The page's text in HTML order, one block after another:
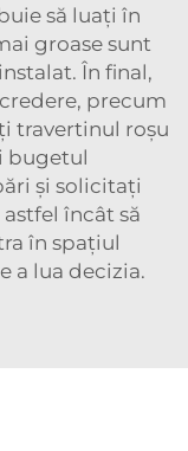
să luați în
groase sunt
În final,
precum
travertinul roșu
bugetul
și solicitați
încât să
în spațiul
a lua decizia.